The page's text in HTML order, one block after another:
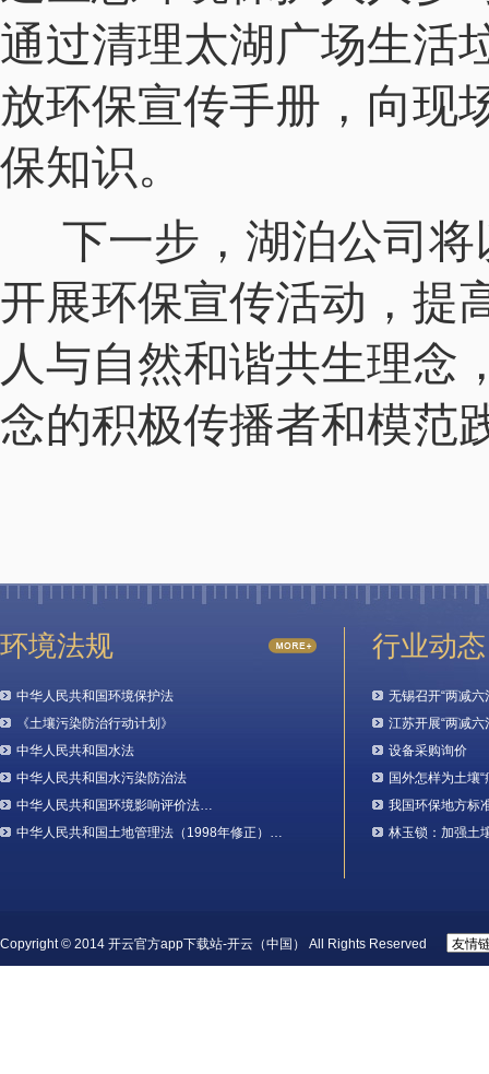
通过清理太湖广场生活
放环保宣传手册，向现
保知识。
下一步，湖泊公司
开展环保宣传活动，提
人与自然和谐共生理念
念的积极传播者和模范
环境法规
中华人民共和国环境保护法
《土壤污染防治行动计划》
中华人民共和国水法
中华人民共和国水污染防治法
中华人民共和国环境影响评价法…
中华人民共和国土地管理法（1998年修正）…
行业动态
无锡召开“两减
江苏开展“两减
设备采购询价
国外怎样为土壤“
我国环保地方标
林玉锁：加强土
Copyright © 2014 开云官方app下载站-开云（中国） All Rights Reserved